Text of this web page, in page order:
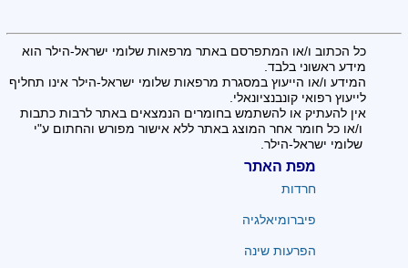
כל הכתוב ו/או המתפרסם באתר מרפאות שלומי ישראל-הילר הוא
מידע ראשוני בלבד.
המידע ו/או הייעוץ במסגרת מרפאות שלומי ישראל-הילר אינו תחליף
לייעוץ רפואי קונבנציונאלי.
אין להעתיק או להשתמש בחומרים הנמצאים באתר לרבות כתבות
ו/או כל חומר אחר המוצג באתר ללא אישור מפורש והחתום ע"י
שלומי ישראל-הילר.
מפת האתר
חרדות
פיברומיאלגיה
הפרעות שינה